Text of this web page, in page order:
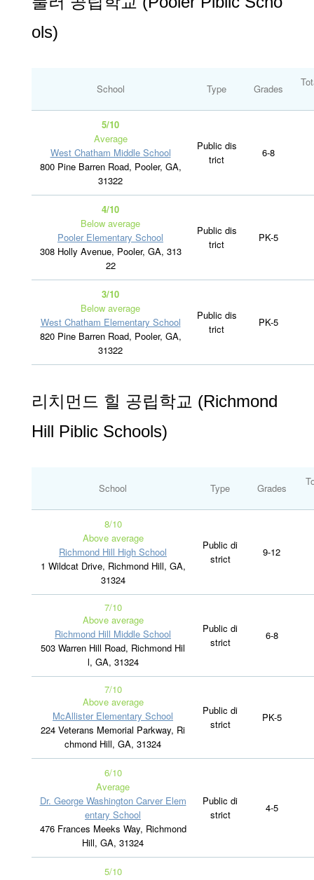
ols)
School Type Grades
5/10
Average
West Chatham Middle School
800 Pine Barren Road, Pooler, GA,
31322
Public dis
trict
6-8
4/10
Below average
Pooler Elementary School
308 Holly Avenue, Pooler, GA, 313
22
Public dis
trict
PK-5
3/10
Below average
West Chatham Elementary School
820 Pine Barren Road, Pooler, GA,
31322
Public dis
trict
PK-5
리치먼드 힐 공립학교 (Richmond
Hill Piblic Schools)
School Type Grades
8/10
Above average
Richmond Hill High School
1 Wildcat Drive, Richmond Hill, GA,
31324
Public di
strict
9-12
7/10
Above average
Richmond Hill Middle School
503 Warren Hill Road, Richmond Hil
l, GA, 31324
Public di
strict
6-8
7/10
Above average
McAllister Elementary School
224 Veterans Memorial Parkway, Ri
chmond Hill, GA, 31324
Public di
strict
PK-5
6/10
Average
Dr. George Washington Carver Elem
entary School
476 Frances Meeks Way, Richmond
Hill, GA, 31324
Public di
strict
4-5
5/10